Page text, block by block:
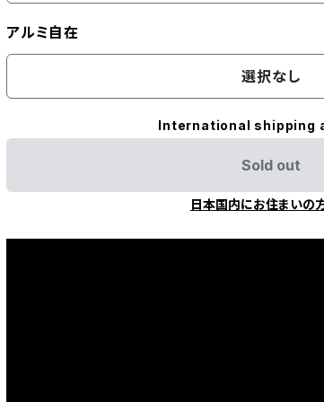
アルミ自在
選択なし
International shipping
Sold out
日本国内にお住まいの